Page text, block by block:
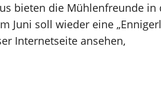
bieten die Mühlenfreunde in
Juni soll wieder eine
Internetseite ansehen,